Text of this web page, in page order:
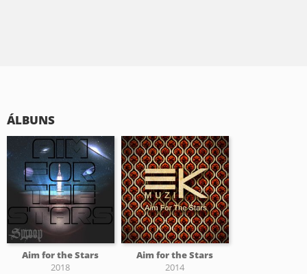
ÁLBUNS
Aim for the Stars
2018
Aim for the Stars
2014